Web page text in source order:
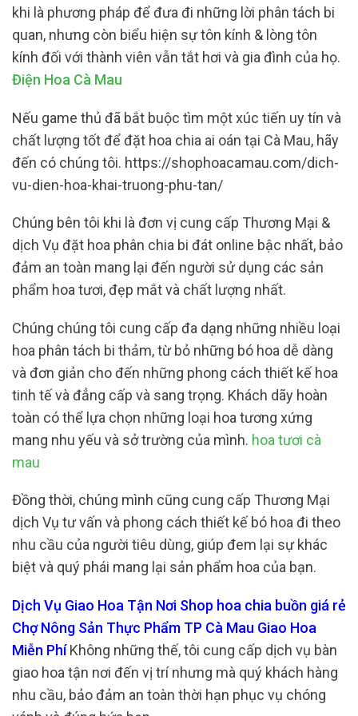
khi là phương pháp để đưa đi những lời phân tách bi
quan, nhưng còn biểu hiện sự tôn kính & lòng tôn
kính đối với thành viên vẫn tắt hơi và gia đình của họ.
Điện Hoa Cà Mau
Nếu game thủ đã bắt buộc tìm một xúc tiến uy tín và
chất lượng tốt để đặt hoa chia ai oán tại Cà Mau, hãy
đến có chúng tôi. https://shophoacamau.com/dich-
vu-dien-hoa-khai-truong-phu-tan/
Chúng bên tôi khi là đơn vị cung cấp Thương Mại &
dịch Vụ đặt hoa phân chia bi đát online bậc nhất, bảo
đảm an toàn mang lại đến người sử dụng các sản
phẩm hoa tươi, đẹp mắt và chất lượng nhất.
Chúng chúng tôi cung cấp đa dạng những nhiều loại
hoa phân tách bi thảm, từ bỏ những bó hoa dễ dàng
và đơn giản cho đến những phong cách thiết kế hoa
tinh tế và đẳng cấp và sang trọng. Khách dãy hoàn
toàn có thể lựa chọn những loại hoa tương xứng
mang nhu yếu và sở trường của mình. hoa tươi cà
mau
Đồng thời, chúng mình cũng cung cấp Thương Mại
dịch Vụ tư vấn và phong cách thiết kế bó hoa đi theo
nhu cầu của người tiêu dùng, giúp đem lại sự khác
biệt và quý phái mang lại sản phẩm hoa của bạn.
Dịch Vụ Giao Hoa Tận Nơi Shop hoa chia buồn giá rẻ
Chợ Nông Sản Thực Phẩm TP Cà Mau Giao Hoa
Miễn PhíKhông những thế, tôi cung cấp dịch vụ bàn
giao hoa tận nơi đến vị trí nhưng mà quý khách hàng
nhu cầu, bảo đảm an toàn thời hạn phục vụ chóng